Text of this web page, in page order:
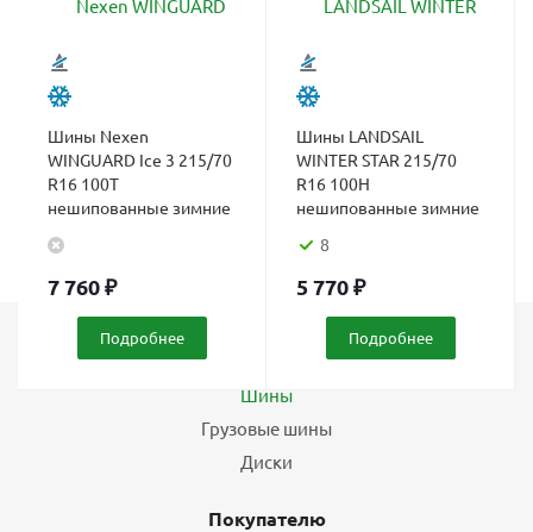
Шины Nexen
WINGUARD Ice 3 215/70
R16 100T
нешипованные зимние
7 760₽
Подробнее
Шины LANDSAIL
WINTER STAR 215/70
R16 100H
нешипованные зимние
8
5 770₽
Подробнее
Шины
Грузовые шины
Диски
Покупателю